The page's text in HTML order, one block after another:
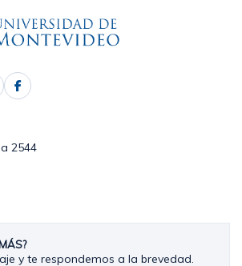
2544
y te respondemos a la brevedad.